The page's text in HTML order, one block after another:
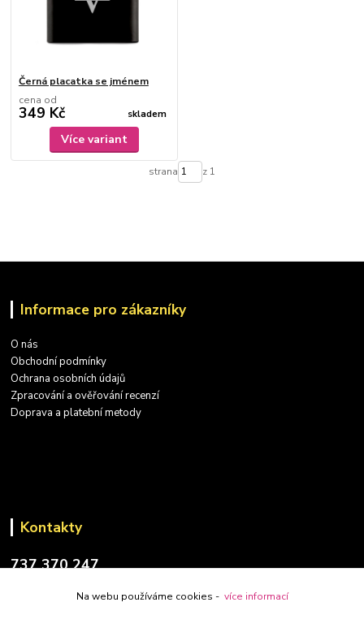
Černá placatka se jménem
cena od
349 Kč skladem
Více variant
strana z 1
Informace pro zákazníky
O nás
Obchodní podmínky
Ochrana osobních údajů
Zpracování a ověřování recenzí
Doprava a platební metody
Kontakty
737 370 247
Na webu používáme cookies - více informací